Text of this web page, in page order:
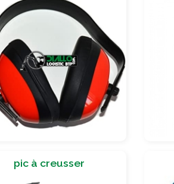
pic à creusser